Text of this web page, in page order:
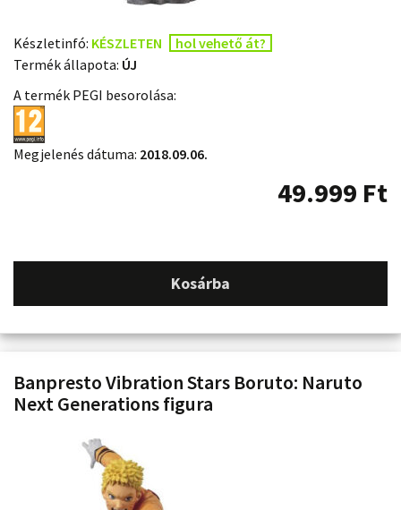
Készletinfó: KÉSZLETEN
hol vehető át?
Termék állapota: ÚJ
A termék PEGI besorolása:
Megjelenés dátuma: 2018.09.06.
49.999 Ft
Kosárba
Banpresto Vibration Stars Boruto: Naruto
Next Generations figura